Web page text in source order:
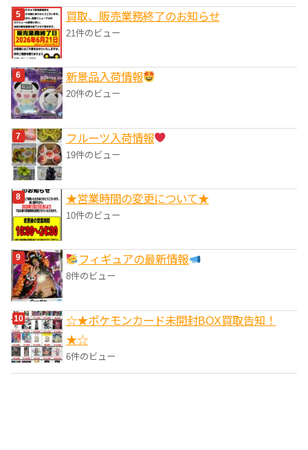
買取、販売業務終了のお知らせ
21件のビュー
‎新景品入荷情報
20件のビュー
フルーツ入荷情報
19件のビュー
★営業時間の変更について★
10件のビュー
フィギュアの最新情報
8件のビュー
☆★ポケモンカード未開封BOX買取告知！
★☆
6件のビュー